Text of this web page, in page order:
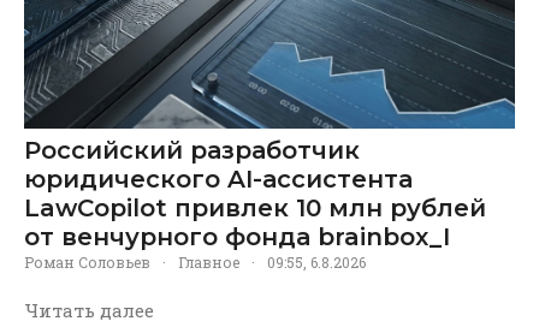
Российский разработчик
юридического AI-ассистента
LawCopilot привлек 10 млн рублей
от венчурного фонда brainbox_I
Роман Соловьев · Главное · 09:55, 6.8.2026
Читать далее